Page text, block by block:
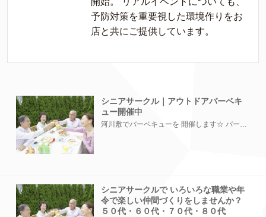
予防対策を重要視した環境作りをお
店と共にご提供しています。
シニアサークル｜アウトドアバーベキ
ュー開催中
シニアサークルで いろいろな職業や年
令で楽しい仲間づくりをしませんか？
５０代・６０代・７０代・８０代